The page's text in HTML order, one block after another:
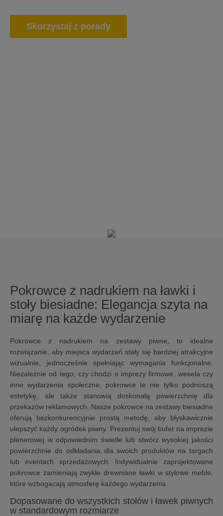
Skorzystaj z porady
Pokrowce z nadrukiem na ławki i
stoły biesiadne: Elegancja szyta na
miarę na każde wydarzenie
Pokrowce z nadrukiem na zestawy piwne, to idealne
rozwiązanie, aby miejsca wydarzeń stały się bardziej atrakcyjne
wizualnie, jednocześnie spełniając wymagania funkcjonalne.
Niezależnie od tego, czy chodzi o imprezy firmowe, wesela czy
inne wydarzenia społeczne, pokrowce te nie tylko podnoszą
estetykę, ale także stanowią doskonałą powierzchnię dla
przekazów reklamowych. Nasze pokrowce na zestawy biesiadne
oferują bezkonkurencyjnie prostą metodę, aby błyskawicznie
ulepszyć każdy ogródek piwny. Prezentuj swój bufet na imprezie
plenerowej w odpowiednim świetle lub stwórz wysokiej jakości
powierzchnie do odkładania dla swoich produktów na targach
lub eventach sprzedażowych. Indywidualnie zaprojektowane
pokrowce zamieniają zwykłe drewniane ławki w stylowe meble,
które wzbogacają atmosferę każdego wydarzenia.
Dopasowane do wszystkich stołów i ławek piwnych
w standardowym rozmiarze